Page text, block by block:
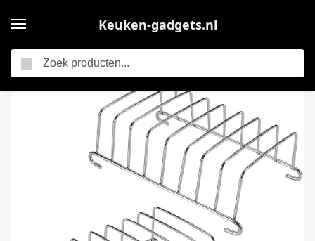
Keuken-gadgets.nl
2pcs Toaster Racks – Toast Stand – Stainless Steel – Air Fryer – Bread Discs – Hot Dog – Keuken Accessoires